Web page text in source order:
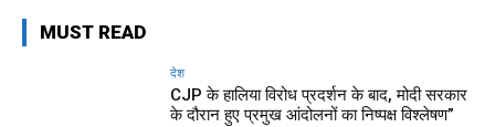
MUST READ
देश
CJP के हालिया विरोध प्रदर्शन के बाद, मोदी सरकार
के दौरान हुए प्रमुख आंदोलनों का निष्पक्ष विश्लेषण”